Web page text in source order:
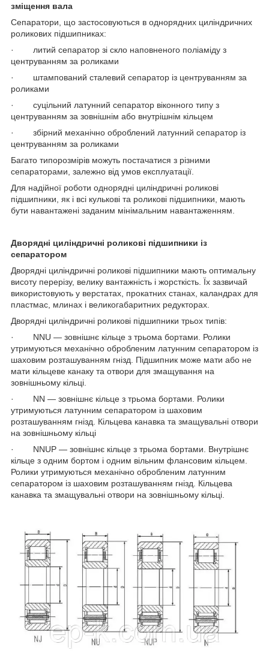
зміщення вала
Сепаратори, що застосовуються в однорядних циліндричних
роликових підшипниках:
· литий сепаратор зі скло наповненого поліаміду з
центруванням за роликами
· штампований сталевий сепаратор із центруванням за
роликами
· суцільний латунний сепаратор віконного типу з
центруванням за зовнішнім або внутрішнім кільцем
· збірний механічно оброблений латунний сепаратор із
центруванням за роликами
Багато типорозмірів можуть постачатися з різними
сепараторами, залежно від умов експлуатації.
Для надійної роботи однорядні циліндричні роликові
підшипники, як і всі кулькові та роликові підшипники, мають
бути навантажені заданим мінімальним навантаженням.
Дворядні циліндричні роликові підшипники із
сепаратором
Дворядні циліндричні роликові підшипники мають оптимальну
висоту перерізу, велику вантажність і жорсткість. Їх зазвичай
використовують у верстатах, прокатних станах, каландрах для
пластмас, млинах і великогабаритних редукторах.
Дворядні циліндричні роликові підшипники трьох типів:
· NNU — зовнішнє кільце з трьома бортами. Ролики
утримуються механічно обробленим латунним сепаратором із
шаховим розташуванням гнізд. Підшипник може мати або не
мати кільцеве канаку та отвори для змащування на
зовнішньому кільці.
· NN — зовнішнє кільце з трьома бортами. Ролики
утримуються латунним сепаратором із шаховим
розташуванням гнізд. Кільцева канавка та змащувальні отвори
на зовнішньому кільці
· NNUP — зовнішнє кільце з трьома бортами. Внутрішнє
кільце з одним бортом і одним вільним флансовим кільцем.
Ролики утримуються механічно обробленим латунним
сепаратором із шаховим розташуванням гнізд. Кільцева
канавка та змащувальні отвори на зовнішньому кільці.